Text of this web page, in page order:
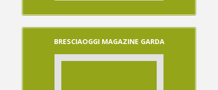
BRESCIAOGGI MAGAZINE GARDA